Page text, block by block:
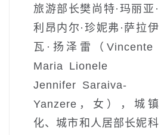
旅游部长樊尚特·玛丽亚·
利昂内尔·珍妮弗·萨拉伊
瓦·扬泽雷（Vincente
Maria Lionele
Jennifer Saraiva-
Yanzere，女），城镇
化、城市和人居部长妮科